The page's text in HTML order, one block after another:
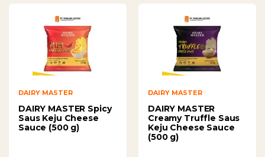
DAIRY MASTER
DAIRY MASTER Spicy
Saus Keju Cheese
Sauce (500 g)
DAIRY MASTER
DAIRY MASTER
Creamy Truffle Saus
Keju Cheese Sauce
(500 g)